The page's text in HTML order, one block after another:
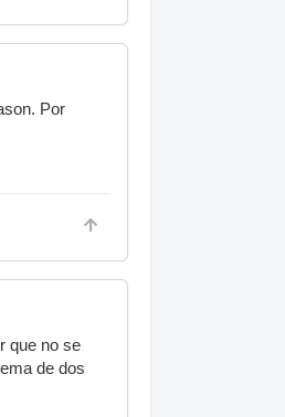
Por
que no se
de dos